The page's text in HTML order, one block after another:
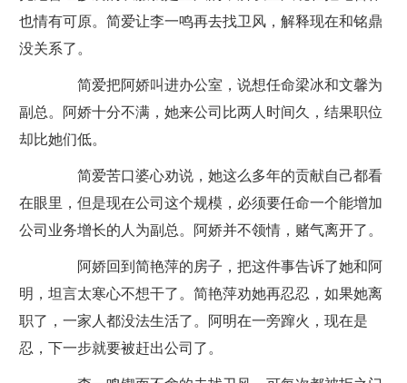
也情有可原。简爱让李一鸣再去找卫风，解释现在和铭鼎
没关系了。
简爱把阿娇叫进办公室，说想任命梁冰和文馨为
副总。阿娇十分不满，她来公司比两人时间久，结果职位
却比她们低。
简爱苦口婆心劝说，她这么多年的贡献自己都看
在眼里，但是现在公司这个规模，必须要任命一个能增加
公司业务增长的人为副总。阿娇并不领情，赌气离开了。
阿娇回到简艳萍的房子，把这件事告诉了她和阿
明，坦言太寒心不想干了。简艳萍劝她再忍忍，如果她离
职了，一家人都没法生活了。阿明在一旁蹿火，现在是
忍，下一步就要被赶出公司了。